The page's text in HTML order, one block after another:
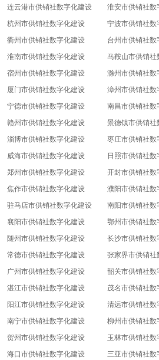
连云港市供销社数字化建设
淮安市供销社数
杭州市供销社数字化建设
宁波市供销社数
衢州市供销社数字化建设
台州市供销社数
淮南市供销社数字化建设
马鞍山市供销社
宿州市供销社数字化建设
滁州市供销社数
厦门市供销社数字化建设
漳州市供销社数
宁德市供销社数字化建设
南昌市供销社数
赣州市供销社数字化建设
景德镇市供销社
淄博市供销社数字化建设
枣庄市供销社数
威海市供销社数字化建设
日照市供销社数
郑州市供销社数字化建设
开封市供销社数
焦作市供销社数字化建设
濮阳市供销社数
驻马店市供销社数字化建设
南阳市供销社数
襄阳市供销社数字化建设
鄂州市供销社数
随州市供销社数字化建设
长沙市供销社数
常德市供销社数字化建设
张家界市供销社
广州市供销社数字化建设
韶关市供销社数
湛江市供销社数字化建设
茂名市供销社数
阳江市供销社数字化建设
清远市供销社数
南宁市供销社数字化建设
柳州市供销社数
贺州市供销社数字化建设
玉林市供销社数
海口市供销社数字化建设
三亚市供销社数